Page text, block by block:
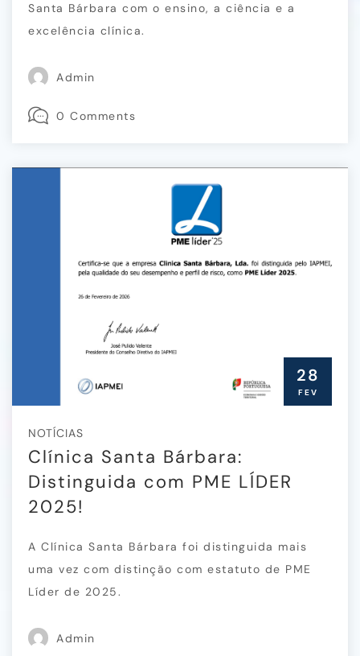
Santa Bárbara com o ensino, a ciência e a
excelência clínica.
Admin
0 Comments
28
FEV
NOTÍCIAS
Clínica Santa Bárbara:
Distinguida com PME LÍDER
2025!
A Clínica Santa Bárbara foi distinguida mais
uma vez com distinção com estatuto de PME
Líder de 2025.
Admin